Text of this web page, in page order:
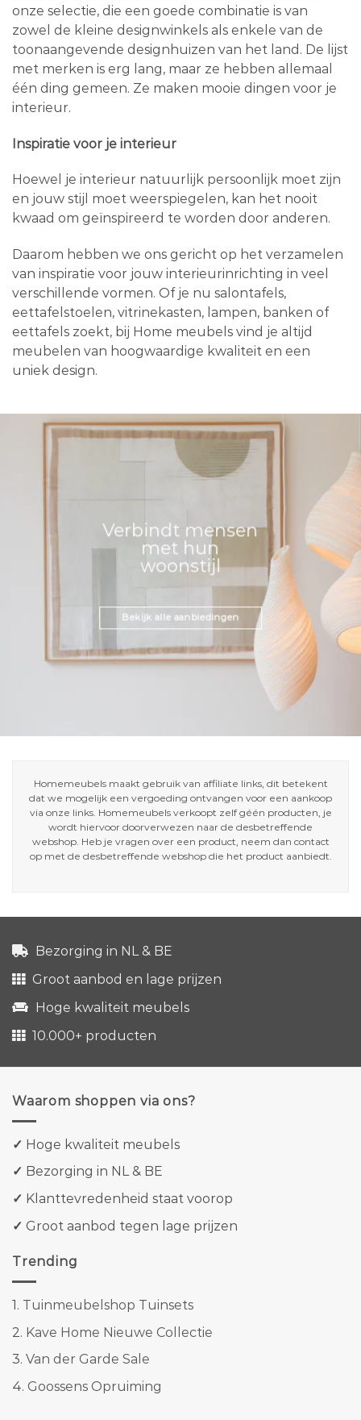
onze selectie, die een goede combinatie is van
zowel de kleine designwinkels als enkele van de
toonaangevende designhuizen van het land. De lijst
met merken is erg lang, maar ze hebben allemaal
één ding gemeen. Ze maken mooie dingen voor je
interieur.
Inspiratie voor je interieur
Hoewel je interieur natuurlijk persoonlijk moet zijn
en jouw stijl moet weerspiegelen, kan het nooit
kwaad om geïnspireerd te worden door anderen.
Daarom hebben we ons gericht op het verzamelen
van inspiratie voor jouw interieurinrichting in veel
verschillende vormen. Of je nu salontafels,
eettafelstoelen, vitrinekasten, lampen, banken of
eettafels zoekt, bij Home meubels vind je altijd
meubelen van hoogwaardige kwaliteit en een
uniek design.
Verbindt mensen
met hun
woonstijl
Bekijk alle aanbiedingen
Homemeubels maakt gebruik van affiliate links, dit betekent
dat we mogelijk een vergoeding ontvangen voor een aankoop
via onze links. Homemeubels verkoopt zelf géén producten, je
wordt hiervoor doorverwezen naar de desbetreffende
webshop. Heb je vragen over een product, neem dan contact
op met de desbetreffende webshop die het product aanbiedt.
Bezorging in NL & BE
Groot aanbod en lage prijzen
Hoge kwaliteit meubels
10.000+ producten
Waarom shoppen via ons?
✓ Hoge kwaliteit meubels
✓ Bezorging in NL & BE
✓ Klanttevredenheid staat voorop
✓ Groot aanbod tegen lage prijzen
Trending
1. Tuinmeubelshop Tuinsets
2. Kave Home Nieuwe Collectie
3. Van der Garde Sale
4. Goossens Opruiming